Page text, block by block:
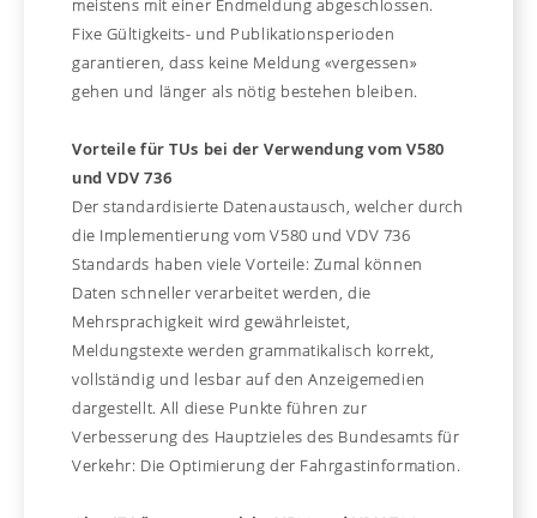
meistens mit einer Endmeldung abgeschlossen.
Fixe Gültigkeits- und Publikationsperioden
garantieren, dass keine Meldung «vergessen»
gehen und länger als nötig bestehen bleiben.
Vorteile für TUs bei der Verwendung vom V580
und VDV 736
Der standardisierte Datenaustausch, welcher durch
die Implementierung vom V580 und VDV 736
Standards haben viele Vorteile: Zumal können
Daten schneller verarbeitet werden, die
Mehrsprachigkeit wird gewährleistet,
Meldungstexte werden grammatikalisch korrekt,
vollständig und lesbar auf den Anzeigemedien
dargestellt. All diese Punkte führen zur
Verbesserung des Hauptzieles des Bundesamts für
Verkehr: Die Optimierung der Fahrgastinformation.